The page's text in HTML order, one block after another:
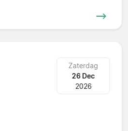
Zaterdag
26 Dec
2026